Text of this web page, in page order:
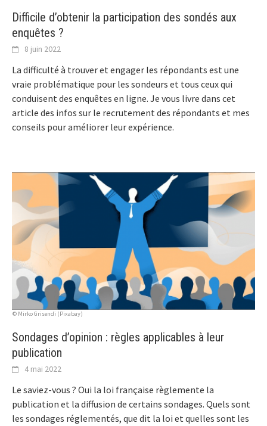
Difficile d’obtenir la participation des sondés aux
enquêtes ?
8 juin 2022
La difficulté à trouver et engager les répondants est une
vraie problématique pour les sondeurs et tous ceux qui
conduisent des enquêtes en ligne. Je vous livre dans cet
article des infos sur le recrutement des répondants et mes
conseils pour améliorer leur expérience.
© Mirko Grisendi (Pixabay)
Sondages d’opinion : règles applicables à leur
publication
4 mai 2022
Le saviez-vous ? Oui la loi française règlemente la
publication et la diffusion de certains sondages. Quels sont
les sondages réglementés, que dit la loi et quelles sont les